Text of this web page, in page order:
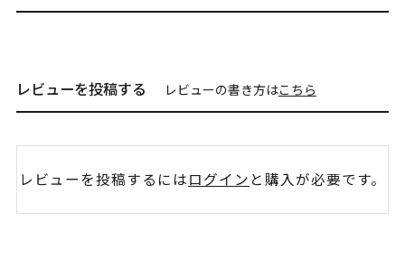
レビューを投稿する レビューの書き方はこちら
レビューを投稿するにはログイン と購入が必要です。